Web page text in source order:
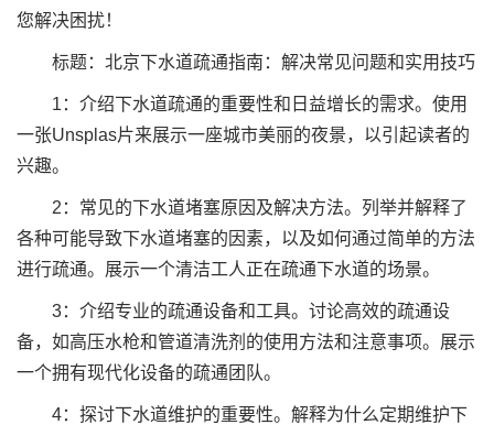
您解决困扰！
标题：北京下水道疏通指南：解决常见问题和实用技巧
1：介绍下水道疏通的重要性和日益增长的需求。使用
一张Unsplas片来展示一座城市美丽的夜景，以引起读者的
兴趣。
2：常见的下水道堵塞原因及解决方法。列举并解释了
各种可能导致下水道堵塞的因素，以及如何通过简单的方法
进行疏通。展示一个清洁工人正在疏通下水道的场景。
3：介绍专业的疏通设备和工具。讨论高效的疏通设
备，如高压水枪和管道清洗剂的使用方法和注意事项。展示
一个拥有现代化设备的疏通团队。
4：探讨下水道维护的重要性。解释为什么定期维护下